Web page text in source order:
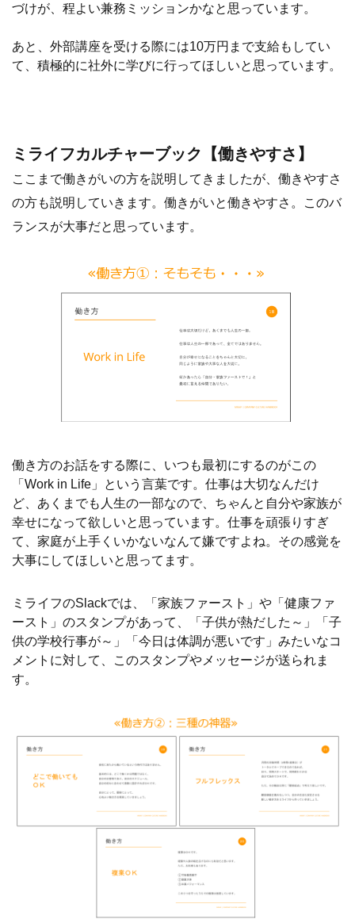
づけが、程よい兼務ミッションかなと思っています。
あと、外部講座を受ける際には10万円まで支給もしてい
て、積極的に社外に学びに行ってほしいと思っています。
ミライフカルチャーブック【働きやすさ】
ここまで働きがいの方を説明してきましたが、働きやすさ
の方も説明していきます。働きがいと働きやすさ。このバ
ランスが大事だと思っています。
働き方のお話をする際に、いつも最初にするのがこの
「Work in Life」という言葉です。仕事は大切なんだけ
ど、あくまでも人生の一部なので、ちゃんと自分や家族が
幸せになって欲しいと思っています。仕事を頑張りすぎ
て、家庭が上手くいかないなんて嫌ですよね。その感覚を
大事にしてほしいと思ってます。
ミライフのSlackでは、「家族ファースト」や「健康ファ
ースト」のスタンプがあって、「子供が熱だした～」「子
供の学校行事が～」「今日は体調が悪いです」みたいなコ
メントに対して、このスタンプやメッセージが送られま
す。